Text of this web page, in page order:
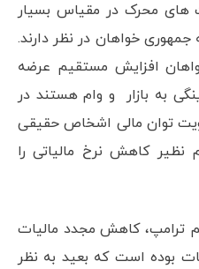
های محرک در مقیاس بسیار
خواهان در نظر دارند.
افزایش مستقیم عرضه
به بازار و وام هستند در
توان مالی اشخاص حقیقی
کاهش نرخ مالیاتی را
ترامپ، کاهش مجدد مالیات
بوده است که بعید به نظر